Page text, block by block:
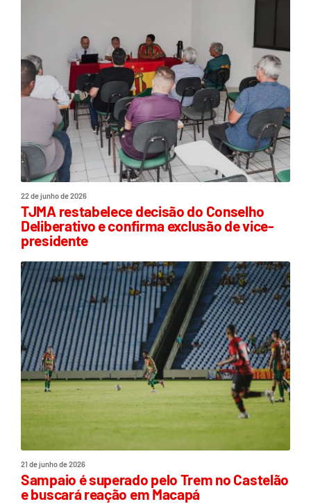
22 de junho de 2026
TJMA restabelece decisão do Conselho
Deliberativo e confirma exclusão de vice-
presidente
21 de junho de 2026
Sampaio é superado pelo Trem no Castelão
e buscará reação em Macapá